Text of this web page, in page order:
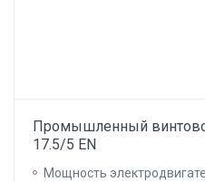
Промышленный
17.5/5 EN
Мощность